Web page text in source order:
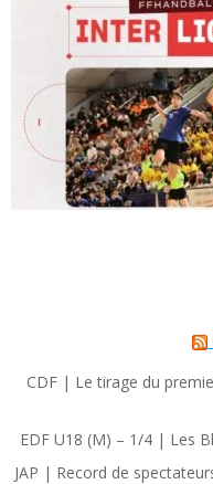
CDF | Le tirage du
EDF U18 (M) – 1/4 | Les
JAP | Record de